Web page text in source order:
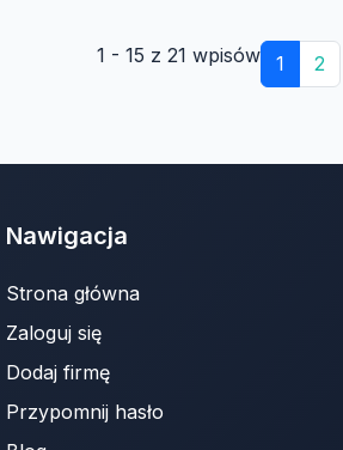
1 - 15 z 21 wpisów 1 2
Nawigacja
Strona główna
Zaloguj się
Dodaj firmę
Przypomnij hasło